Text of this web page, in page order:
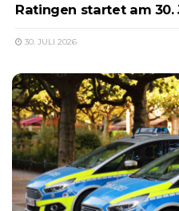
Ratingen startet am 30.
30. JULI 2026